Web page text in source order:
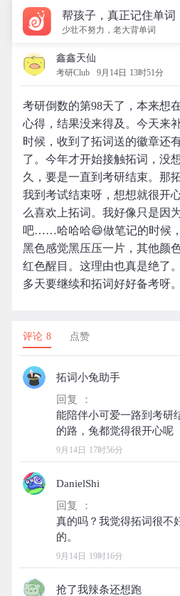
帮孩子，真正记住单词
少壮不努力，老大背单词
鑫鑫天仙
考研Club 9月14日 13时51分
考研倒数的第98天了，本来想
心得，结果没来得及。今天来
时候，收到了拓词送的徽章还
了。今年才开始接触拓词，没
久，要是一直到考研结束。那
我到考试结束呀，想想就很开
么喜欢上拓词。我好像只是因
吧……哈哈哈😄做笔记的时候
黑色感觉黑压压一片，其他颜
红色醒目。这理由也真是绝了
多天要继续和拓词好好备考呀。
评论 8 点赞
拓词小兔助手
回复 ：
能陪伴小可爱一路到考研
9月14日 17时56分
DanielShi
回复 ：
真的吗？我觉得拓词很不
9月14日 19时16分
抢了我辣条还想跑